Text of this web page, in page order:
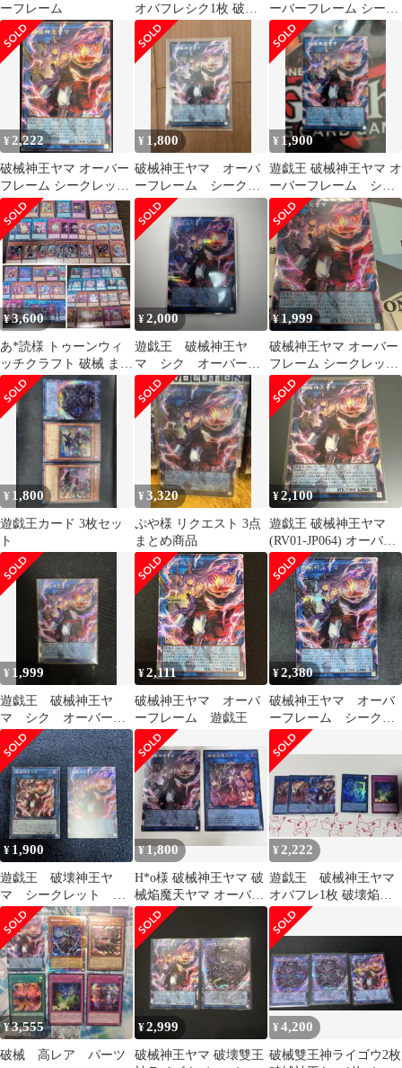
ーフレーム
オバフレシク1枚 破壊
焔魔天ヤマシク1枚ウル
トラ1枚
ーバーフレーム シーク
レット RV01
¥2,222
破械神王ヤマ オーバー
フレーム シークレット
1枚
¥ 1,800
破械神王ヤマ オーバ
ーフレーム シークレ
ット
¥ 1,900
遊戯王 破械神王ヤマ オ
ーバーフレーム シー
クレット
¥3,600
あ*読様 トゥーンウィ
ッチクラフト 破械 まと
め売り
¥2,000
遊戯王 破械神王ヤ
マ シク オーバーフ
レームシク
¥1,999
破械神王ヤマ オーバー
フレーム シークレット
遊戯王
¥ 1,800
遊戯王カード 3枚セッ
ト
¥3,320
ぷや様 リクエスト 3点
まとめ商品
¥2,100
遊戯王 破械神王ヤマ
(RV01-JP064) オーバー
フレームシークレット
¥ 1,999
遊戯王 破械神王ヤ
マ シク オーバーフ
レームシク
¥2,111
破械神王ヤマ オーバ
ーフレーム 遊戯王
¥2,380
破械神王ヤマ オーバ
ーフレーム シークレ
ット
¥ 1,900
遊戯王 破壊神王ヤ
マ シークレット オ
ーバーフレーム おま
けノーマル
¥1,800
H*o様 破械神王ヤマ 破
械焔魔天ヤマ オーバー
フレーム シークレット
ウィッチ
¥ 2,222
遊戯王 破械神王ヤマ
オバフレ1枚 破壊焔魔
天ヤマ他
¥3,555
破械 高レア パーツ
¥2,999
破械神王ヤマ 破壊雙王
¥4,200
破械雙王神ライゴウ2枚